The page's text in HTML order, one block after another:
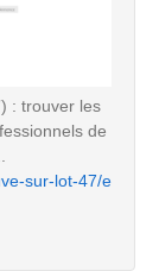
: trouver les
de
sur-lot-47/e